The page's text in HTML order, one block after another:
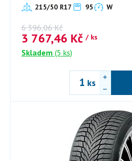
215/50 R17 95 W
6 396,06 Kč
3 767,46 Kč / ks
Skladem (5 ks)
ks